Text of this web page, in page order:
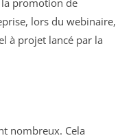
promotion de
lors du webinaire,
à projet lancé par la
nombreux. Cela